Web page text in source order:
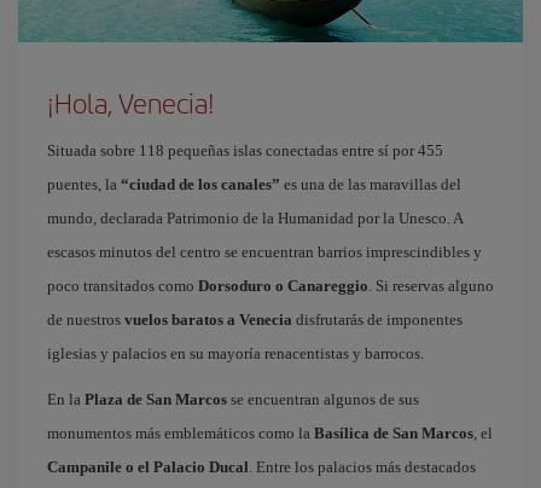
¡Hola, Venecia!
Situada sobre 118 pequeñas islas conectadas entre sí por 455
puentes, la “ciudad de los canales” es una de las maravillas del
mundo, declarada Patrimonio de la Humanidad por la Unesco. A
escasos minutos del centro se encuentran barrios imprescindibles y
poco transitados como Dorsoduro o Canareggio. Si reservas alguno
de nuestros vuelos baratos a Venecia disfrutarás de imponentes
iglesias y palacios en su mayoría renacentistas y barrocos.
En la Plaza de San Marcos se encuentran algunos de sus
monumentos más emblemáticos como la Basílica de San Marcos, el
Campanile o el Palacio Ducal. Entre los palacios más destacados